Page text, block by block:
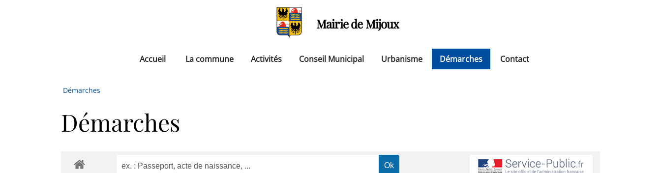
Mairie de Mijoux
Accueil La commune Activités Conseil Municipal Urbanisme Démarches Contact
Démarches
Démarches